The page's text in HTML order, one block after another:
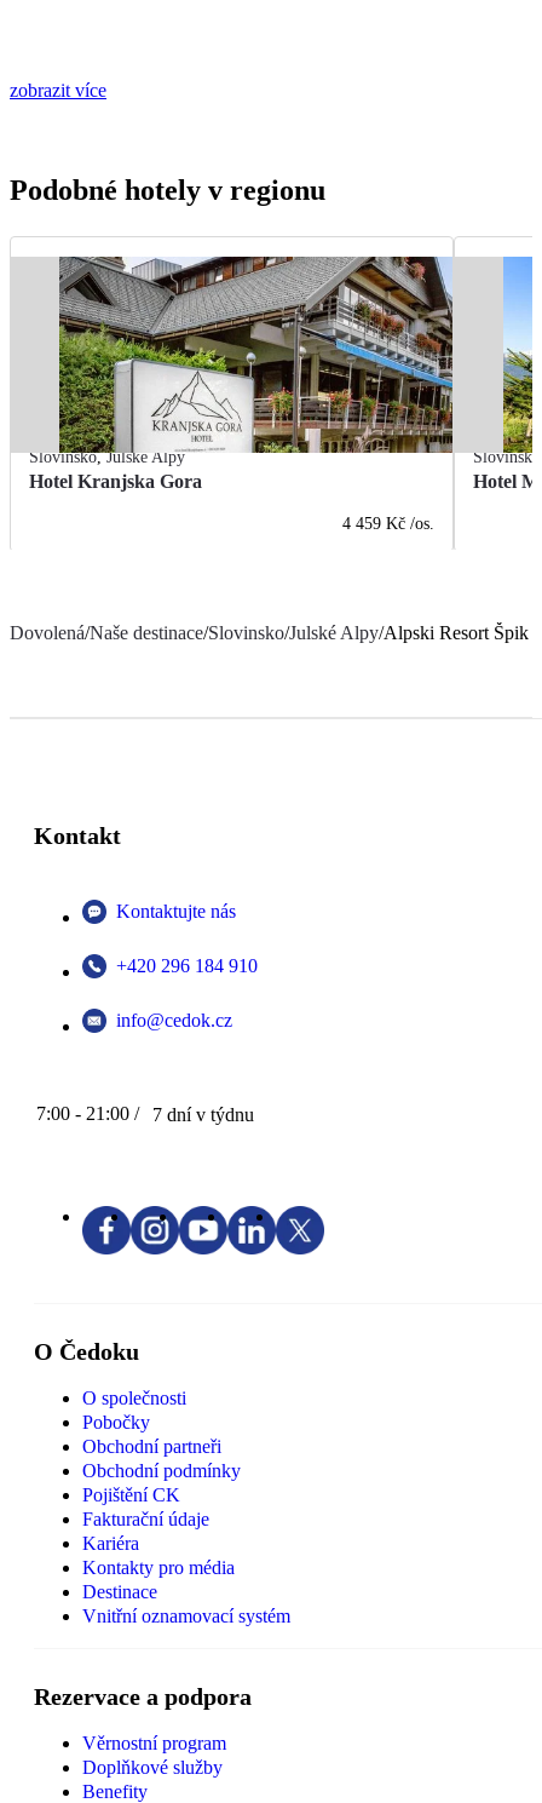
zobrazit více
Podobné hotely v regionu
Slovinsko,Julské Alpy
Hotel Kranjska Gora
4 459 Kč /os.
Slovinsko
Hotel
Dovolená/Naše destinace/Slovinsko/Julské Alpy/Alpski Resort Špik
Kontakt
Kontaktujte nás
+420 296 184 910
info@cedok.cz
7:00 - 21:00 / 7 dní v týdnu
O Čedoku
O společnosti
Pobočky
Obchodní partneři
Obchodní podmínky
Pojištění CK
Fakturační údaje
Kariéra
Kontakty pro média
Destinace
Vnitřní oznamovací systém
Rezervace a podpora
Věrnostní program
Doplňkové služby
Benefity